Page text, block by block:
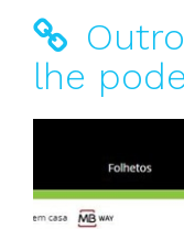
lhe